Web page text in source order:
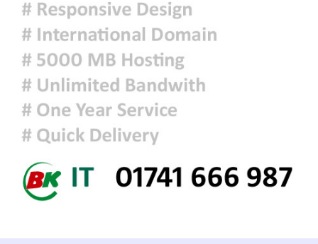
আজকের রাশিফল
ফ্যাসিবাদবিরোধী আন্দোলনে হত্যাকাণ্ডের
বিচার হবে স্বচ্ছ, নিরপেক্ষ ও বিশ্বাসযোগ্য
: প্রধানমন্ত্রী